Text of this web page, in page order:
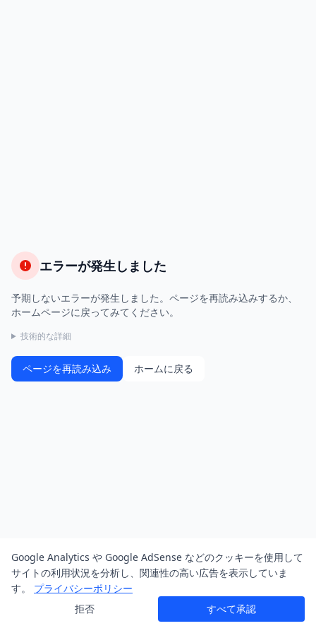
エラーが発生しました
予期しないエラーが発生しました。ページを再読み込みするか、
ホームページに戻ってみてください。
技術的な詳細
ページを再読み込み ホームに戻る
Google Analytics や Google AdSense などのクッキーを使用して
サイトの利用状況を分析し、関連性の高い広告を表示していま
す。
プライバシーポリシー
拒否
すべて承認